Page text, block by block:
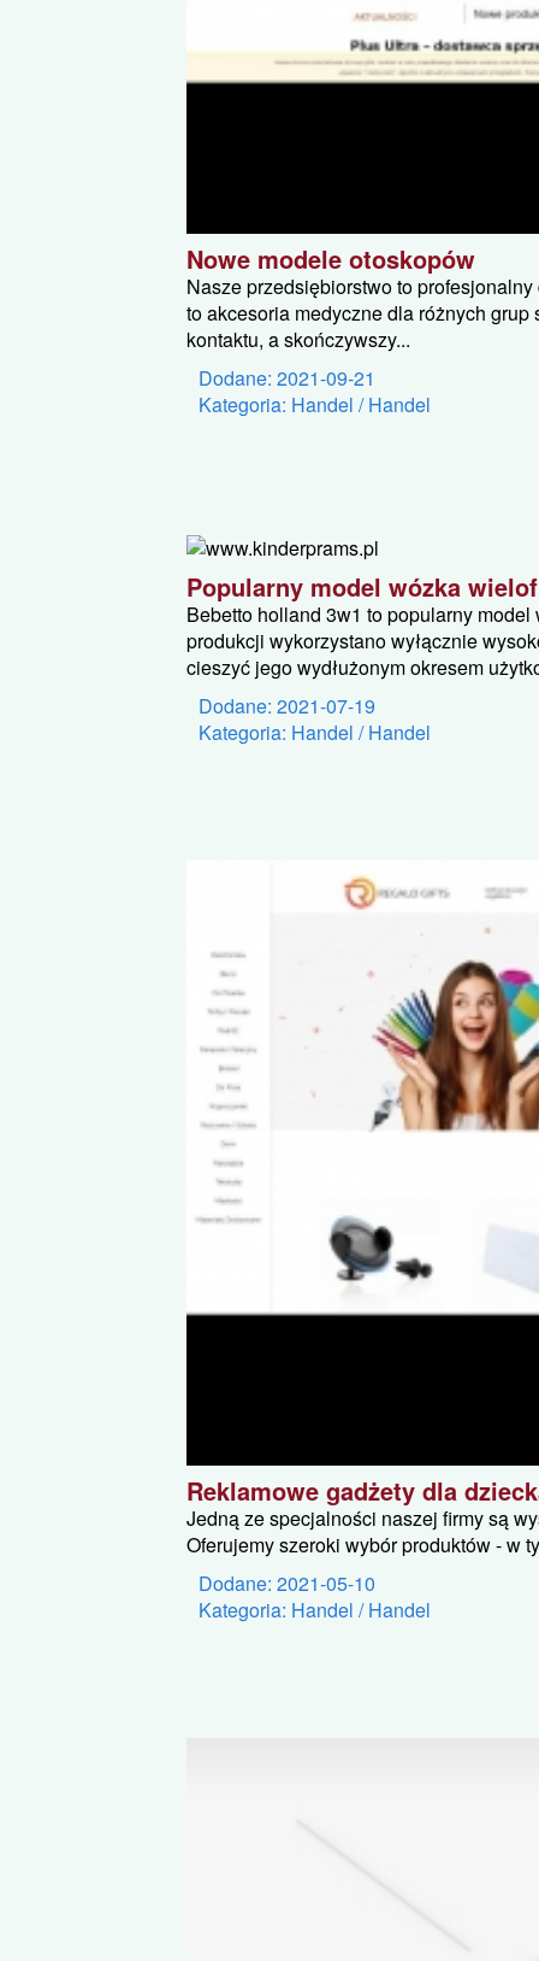
Nowe modele otoskopów
Nasze przedsiębiorstwo to
to akcesoria medyczne dla różnych
kontaktu, a skończywszy...
Dodane: 2021-09-21
Kategoria: Handel / Handel
Popularny model wózka
Bebetto holland 3w1 to popularny
produkcji wykorzystano wyłącznie
cieszyć jego wydłużonym okresem
Dodane: 2021-07-19
Kategoria: Handel / Handel
Reklamowe gadżety dla
Jedną ze specjalności naszej firmy są
Oferujemy szeroki wybór produktów - w
Dodane: 2021-05-10
Kategoria: Handel / Handel